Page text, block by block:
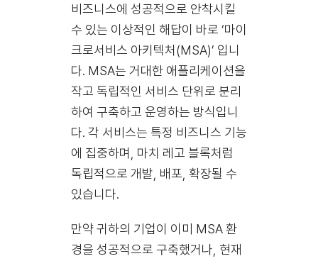
비즈니스에 성공적으로 안착시킬
수 있는 이상적인 해답이 바로 ‘마이
크로서비스 아키텍처(MSA)’ 입니
다. MSA는 거대한 애플리케이션을
작고 독립적인 서비스 단위로 분리
하여 구축하고 운영하는 방식입니
다. 각 서비스는 특정 비즈니스 기능
에 집중하며, 마치 레고 블록처럼
독립적으로 개발, 배포, 확장될 수
있습니다.
만약 귀하의 기업이 이미 MSA 환
경을 성공적으로 구축했거나, 현재